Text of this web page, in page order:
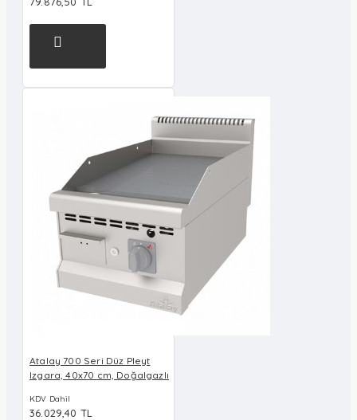
Atalay 700 Seri Düz Pleyt
Izgara, 40x70 cm, Doğalgazlı
KDV Dahil
36.029,40 TL